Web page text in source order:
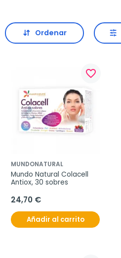
Ordenar
favorite_border
MUNDONATURAL
Mundo Natural Colacell
Antiox, 30 sobres
24,70 €
Añadir al carrito